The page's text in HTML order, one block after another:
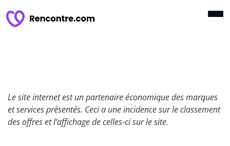
Le site internet est un partenaire économique des marques
et services présentés. Ceci a une incidence sur le classement
des offres et l’affichage de celles-ci sur le site.